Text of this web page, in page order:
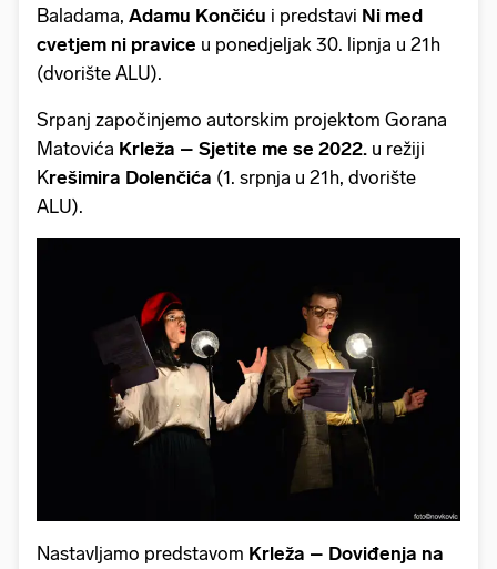
Baladama, Adamu Končiću i predstavi Ni med
cvetjem ni pravice u ponedjeljak 30. lipnja u 21h
(dvorište ALU).
Srpanj započinjemo autorskim projektom Gorana
Matovića Krleža – Sjetite me se 2022. u režiji
Krešimira Dolenčića (1. srpnja u 21h, dvorište
ALU).
Nastavljamo predstavom Krleža – Doviđenja na